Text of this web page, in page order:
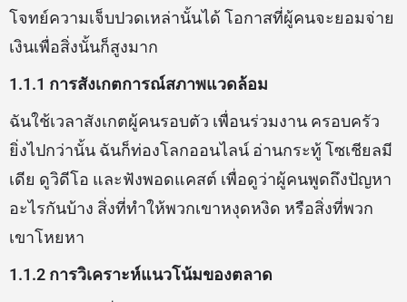
โจทย์ความเจ็บปวดเหล่านั้นได้ โอกาสที่ผู้คนจะยอมจ่าย
เงินเพื่อสิ่งนั้นก็สูงมาก
1.1.1 การสังเกตการณ์สภาพแวดล้อม
ฉันใช้เวลาสังเกตผู้คนรอบตัว เพื่อนร่วมงาน ครอบครัว
ยิ่งไปกว่านั้น ฉันก็ท่องโลกออนไลน์ อ่านกระทู้ โซเชียลมี
เดีย ดูวิดีโอ และฟังพอดแคสต์ เพื่อดูว่าผู้คนพูดถึงปัญหา
อะไรกันบ้าง สิ่งที่ทำให้พวกเขาหงุดหงิด หรือสิ่งที่พวก
เขาโหยหา
1.1.2 การวิเคราะห์แนวโน้มของตลาด